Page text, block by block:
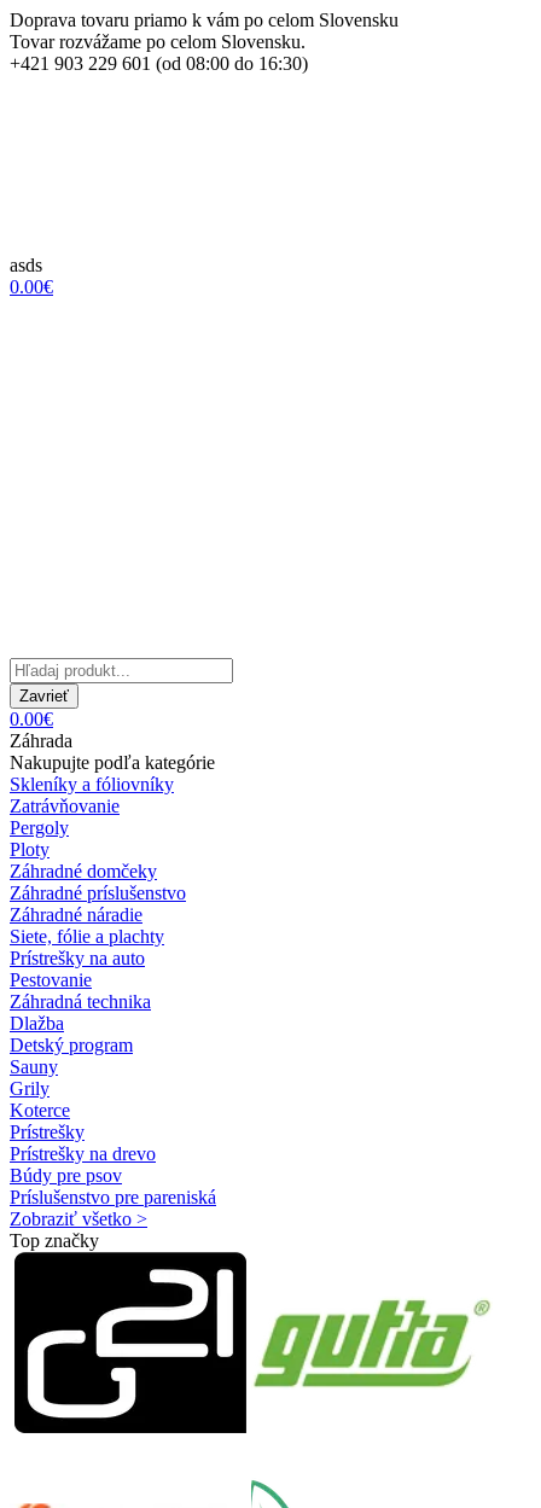
Doprava tovaru priamo k vám po celom Slovensku
Tovar rozvážame po celom Slovensku.
+421 903 229 601 (od 08:00 do 16:30)
asds
0.00€
Zavrieť
0.00€
Záhrada
Nakupujte podľa kategórie
Skleníky a fóliovníky
Zatrávňovanie
Pergoly
Ploty
Záhradné domčeky
Záhradné príslušenstvo
Záhradné náradie
Siete, fólie a plachty
Prístrešky na auto
Pestovanie
Záhradná technika
Dlažba
Detský program
Sauny
Grily
Koterce
Prístrešky
Prístrešky na drevo
Búdy pre psov
Príslušenstvo pre pareniská
Zobraziť všetko >
Top značky